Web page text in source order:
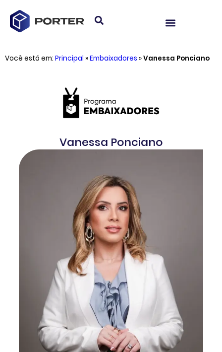
Você está em: Principal »Embaixadores »Vanessa Ponciano
Vanessa Ponciano